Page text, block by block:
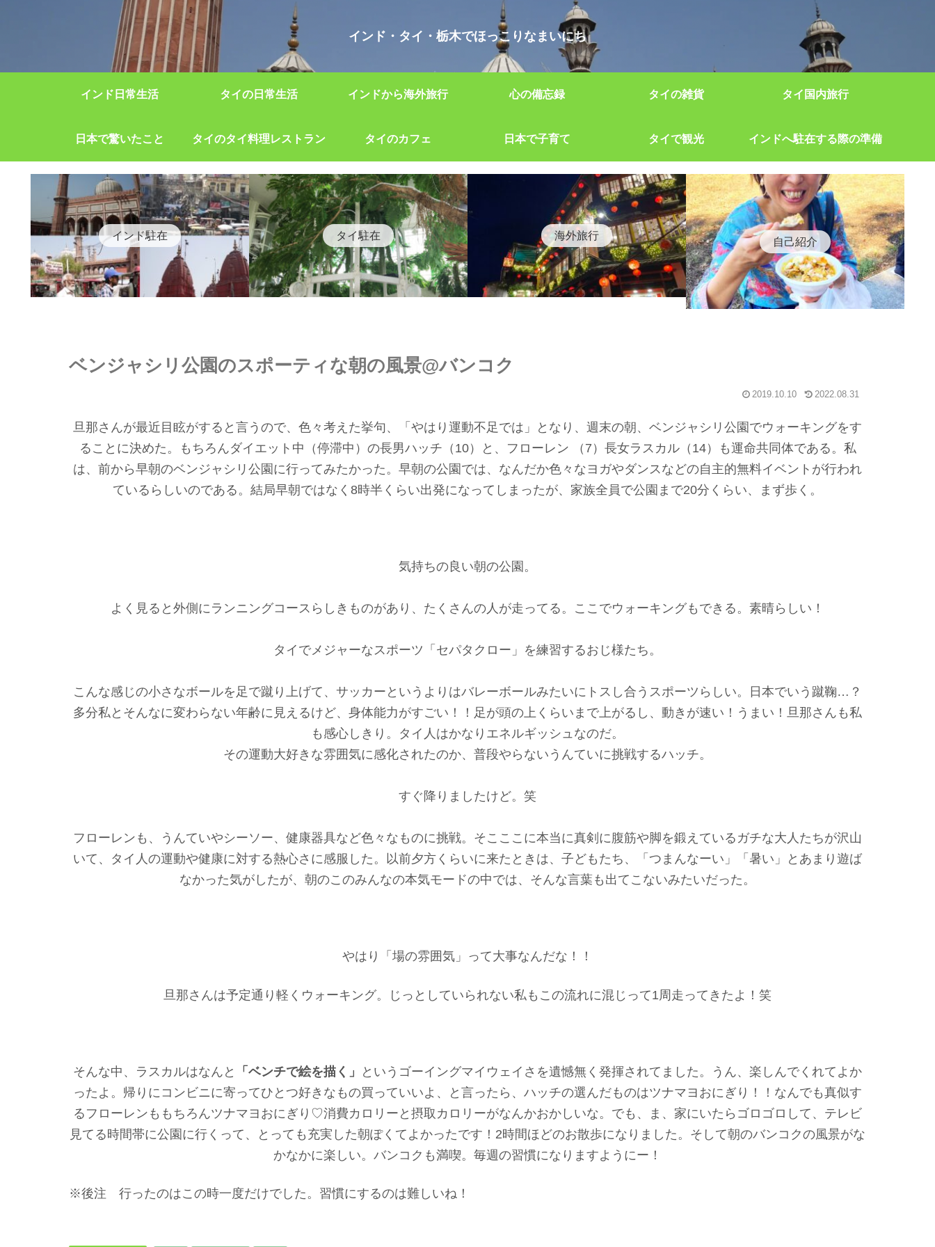
インド・タイ・栃木でほっこりなまいにち
インド日常生活 タイの日常生活 インドから海外旅行 心の備忘録 タイの雑貨 タイ国内旅行
日本で驚いたこと タイのタイ料理レストラン タイのカフェ 日本で子育て タイで観光 インドへ駐在する際の準備
インド駐在 タイ駐在 海外旅行 自己紹介
ベンジャシリ公園のスポーティな朝の風景@バンコク
2019.10.10 2022.08.31
旦那さんが最近目眩がすると言うので、色々考えた挙句、「やはり運動不足では」となり、週末の朝、ベンジャシリ公園でウォーキングをす
ることに決めた。もちろんダイエット中（停滞中）の長男ハッチ（10）と、フローレン （7）長女ラスカル（14）も運命共同体である。私
は、前から早朝のベンジャシリ公園に行ってみたかった。早朝の公園では、なんだか色々なヨガやダンスなどの自主的無料イベントが行われ
ているらしいのである。結局早朝ではなく8時半くらい出発になってしまったが、家族全員で公園まで20分くらい、まず歩く。
気持ちの良い朝の公園。
よく見ると外側にランニングコースらしきものがあり、たくさんの人が走ってる。ここでウォーキングもできる。素晴らしい！
タイでメジャーなスポーツ「セパタクロー」を練習するおじ様たち。
こんな感じの小さなボールを足で蹴り上げて、サッカーというよりはバレーボールみたいにトスし合うスポーツらしい。日本でいう蹴鞠…？
多分私とそんなに変わらない年齢に見えるけど、身体能力がすごい！！足が頭の上くらいまで上がるし、動きが速い！うまい！旦那さんも私
も感心しきり。タイ人はかなりエネルギッシュなのだ。
その運動大好きな雰囲気に感化されたのか、普段やらないうんていに挑戦するハッチ。
すぐ降りましたけど。笑
フローレンも、うんていやシーソー、健康器具など色々なものに挑戦。そこここに本当に真剣に腹筋や脚を鍛えているガチな大人たちが沢山
いて、タイ人の運動や健康に対する熱心さに感服した。以前夕方くらいに来たときは、子どもたち、「つまんなーい」「暑い」とあまり遊ば
なかった気がしたが、朝のこのみんなの本気モードの中では、そんな言葉も出てこないみたいだった。
やはり「場の雰囲気」って大事なんだな！！
旦那さんは予定通り軽くウォーキング。じっとしていられない私もこの流れに混じって1周走ってきたよ！笑
そんな中、ラスカルはなんと 「 ベンチで絵を描く」
というゴーイングマイウェイさを遺憾無く発揮されてました。うん、楽しんでくれてよか
ったよ。帰りにコンビニに寄ってひとつ好きなもの買っていいよ、と言ったら、ハッチの選んだものはツナマヨおにぎり！！なんでも真似す
るフローレンももちろんツナマヨおにぎり♡消費カロリーと摂取カロリーがなんかおかしいな。でも、ま、家にいたらゴロゴロして、テレビ
見てる時間帯に公園に行くって、とっても充実した朝ぽくてよかったです！2時間ほどのお散歩になりました。そして朝のバンコクの風景がな
かなかに楽しい。バンコクも満喫。毎週の習慣になりますようにー！
※後注 行ったのはこの時一度だけでした。習慣にするのは難しいね！